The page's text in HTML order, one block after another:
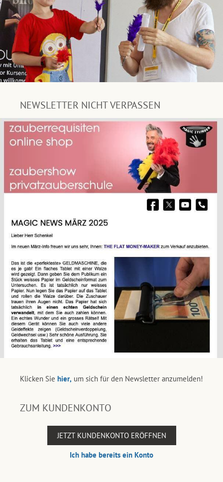
NEWSLETTER NICHT VERPASSEN
Klicken Sie hier, um sich für den Newsletter anzumelden!
ZUM KUNDENKONTO
JETZT KUNDENKONTO ERÖFFNEN
Ich habe bereits ein Konto